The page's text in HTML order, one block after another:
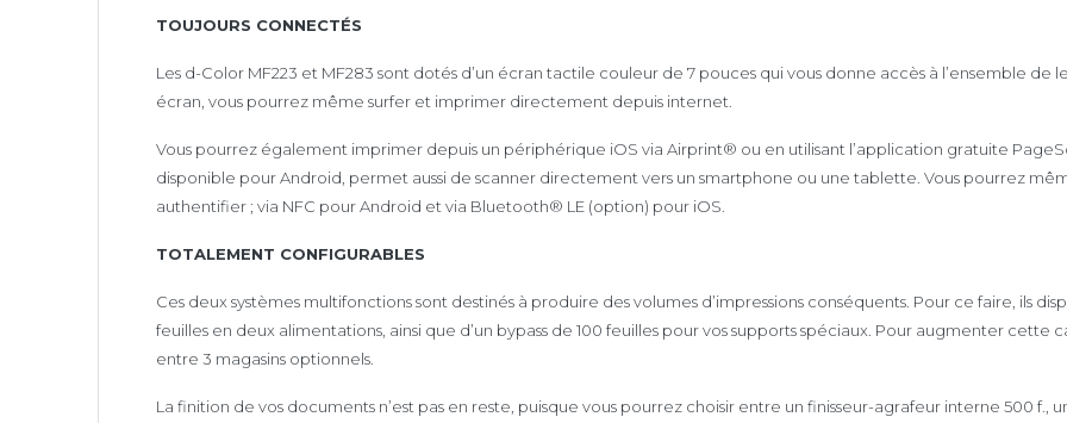
TOUJOURS CONNECTÉS
Les d-Color MF223 et MF283 sont dotés d’un écran tactile couleur de 7 pouces qui vous donne accès à l’ensemble de
écran, vous pourrez même surfer et imprimer directement depuis internet.
Vous pourrez également imprimer depuis un périphérique iOS via Airprint® ou en utilisant l’application gratuite
disponible pour Android, permet aussi de scanner directement vers un smartphone ou une tablette. Vous pourrez
authentifier ; via NFC pour Android et via Bluetooth® LE (option) pour iOS.
TOTALEMENT CONFIGURABLES
Ces deux systèmes multifonctions sont destinés à produire des volumes d’impressions conséquents. Pour ce faire, ils
feuilles en deux alimentations, ainsi que d’un bypass de 100 feuilles pour vos supports spéciaux. Pour augmenter cette
entre 3 magasins optionnels.
La finition de vos documents n’est pas en reste, puisque vous pourrez choisir entre un finisseur-agrafeur interne 500 f.,